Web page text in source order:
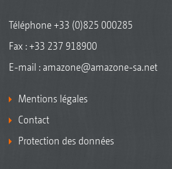
Téléphone+33 (0)825 000285
Fax : +33 237 918900
E-mail : amazone@amazone-sa.net
Mentions légales
Contact
Protection des données